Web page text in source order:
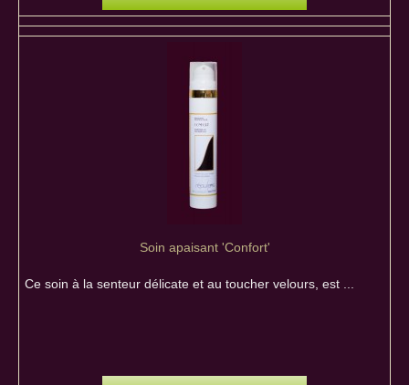
Soin apaisant 'Confort'
Ce soin à la senteur délicate et au toucher velours, est ...